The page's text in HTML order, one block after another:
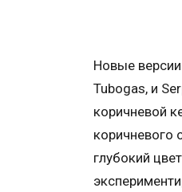
Новые
Tubogas, и
коричневой
коричневого
глубокий